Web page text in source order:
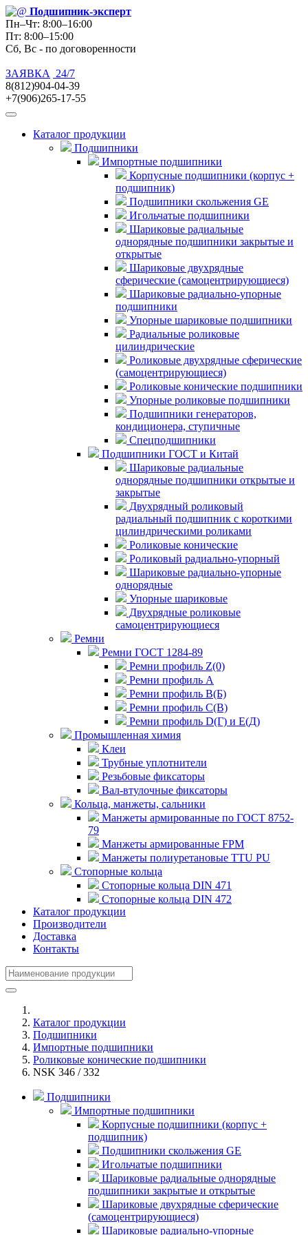
Подшипник-эксперт
Пн–Чт: 8:00–16:00
Пт: 8:00–15:00
Сб, Вс - по договоренности
ЗАЯВКА
24/7
8(812)904-04-39
+7(906)265-17-55
Каталог продукции
Подшипники
Импортные подшипники
Корпусные подшипники (корпус +
подшипник)
Подшипники скольжения GE
Игольчатые подшипники
Шариковые радиальные
однорядные подшипники закрытые и
открытые
Шариковые двухрядные
сферические (самоцентрирующиеся)
Шариковые радиально-упорные
подшипники
Упорные шариковые подшипники
Радиальные роликовые
цилиндрические
Роликовые двухрядные сферические
(самоцентрирующиеся)
Роликовые конические подшипники
Упорные роликовые подшипники
Подшипники генераторов,
кондиционера, ступичные
Спецподшипники
Подшипники ГОСТ и Китай
Шариковые радиальные
однорядные подшипники открытые и
закрытые
Двухрядный роликовый
радиальный подшипник с короткими
цилиндрическими роликами
Роликовые конические
Роликовый радиально-упорный
Шариковые радиально-упорные
однорядные
Упорные шариковые
Двухрядные роликовые
самоцентрирующиеся
Ремни
Ремни ГОСТ 1284-89
Ремни профиль Z(0)
Ремни профиль А
Ремни профиль В(Б)
Ремни профиль С(В)
Ремни профиль D(Г) и E(Д)
Промышленная химия
Клеи
Трубные уплотнители
Резьбовые фиксаторы
Вал-втулочные фиксаторы
Кольца, манжеты, сальники
Манжеты армированные по ГОСТ 8752-
79
Манжеты армированные FPM
Манжеты полиуретановые TTU PU
Стопорные кольца
Стопорные кольца DIN 471
Стопорные кольца DIN 472
Каталог продукции
Производители
Доставка
Контакты
Каталог продукции
Подшипники
Импортные подшипники
Роликовые конические подшипники
NSK 346 / 332
Подшипники
Импортные подшипники
Корпусные подшипники (корпус +
подшипник)
Подшипники скольжения GE
Игольчатые подшипники
Шариковые радиальные однорядные
подшипники закрытые и открытые
Шариковые двухрядные сферические
(самоцентрирующиеся)
Шариковые радиально-упорные